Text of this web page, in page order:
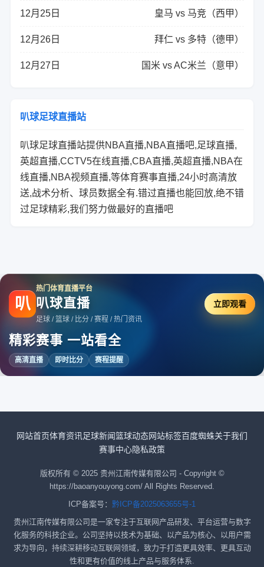
12月25日 皇马 vs 马竞（西甲）
12月26日 拜仁 vs 多特（德甲）
12月27日 国米 vs AC米兰（意甲）
叭球足球直播站
叭球足球直播站提供NBA直播,NBA直播吧,足球直播,
英超直播,CCTV5在线直播,CBA直播,英超直播,NBA在
线直播,NBA视频直播,等体育赛事直播,24小时高清放
送,战术分析、球员数据全有.错过直播也能回放,绝不错
过足球精彩,我们努力做最好的直播吧
叭
热门体育直播平台
叭球直播
足球 / 篮球 / 比分 / 赛程 / 热门资讯
精彩赛事 一站看全
高清直播 即时比分 赛程提醒
立即观看
网站首页体育资讯 足球新闻篮球动态网站标签百度蜘蛛关于我们
赛事中心隐私政策
版权所有 © 2025 贵州江南传媒有限公司 - Copyright ©
https://baoanyouyong.com/ All Rights Reserved.
ICP备案号： 黔ICP备2025063655号-1
贵州江南传媒有限公司是一家专注于互联网产品研发、平台运营与数字
化服务的科技企业。公司坚持以技术为基础、以产品为核心、以用户需
求为导向，持续深耕移动互联网领域，致力于打造更具效率、更具互动
性和更有价值的线上产品与服务体系.